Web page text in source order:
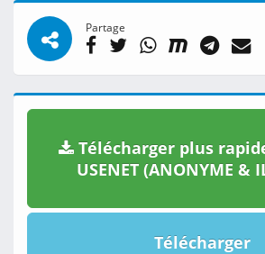
Partage
Télécharger plus
USENET (ANONYME &
Télécharger